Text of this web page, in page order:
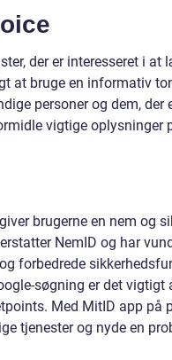
der er interesseret i at
at bruge en informativ
personer og dem, der
vigtige oplysninger
brugerne en nem og
NemID og har
forbedrede
søgning er det vigtigt
Med MitID app på
tjenester og nyde en